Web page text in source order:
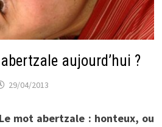
abertzale aujourd’hui ?
29/04/2013
mot abertzale : honteux, ou